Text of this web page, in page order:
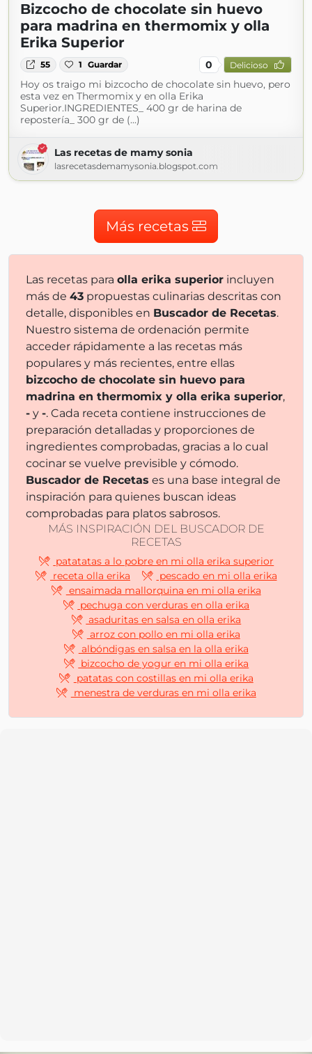
Bizcocho de chocolate sin huevo
para madrina en thermomix y olla
Erika Superior
55 1 Guardar 0 Delicioso
Hoy os traigo mi bizcocho de chocolate sin huevo, pero
esta vez en Thermomix y en olla Erika
Superior.INGREDIENTES_ 400 gr de harina de
repostería_ 300 gr de (...)
Las recetas de mamy sonia
lasrecetasdemamysonia.blogspot.com
Más recetas
Las recetas para olla erika superior incluyen
más de 43 propuestas culinarias descritas con
detalle, disponibles en Buscador de Recetas.
Nuestro sistema de ordenación permite
acceder rápidamente a las recetas más
populares y más recientes, entre ellas
bizcocho de chocolate sin huevo para
madrina en thermomix y olla erika superior,
- y -. Cada receta contiene instrucciones de
preparación detalladas y proporciones de
ingredientes comprobadas, gracias a lo cual
cocinar se vuelve previsible y cómodo.
Buscador de Recetas es una base integral de
inspiración para quienes buscan ideas
comprobadas para platos sabrosos.
MÁS INSPIRACIÓN DEL BUSCADOR DE
RECETAS
patatatas a lo pobre en mi olla erika superior
receta olla erika
pescado en mi olla erika
ensaimada mallorquina en mi olla erika
pechuga con verduras en olla erika
asaduritas en salsa en olla erika
arroz con pollo en mi olla erika
albóndigas en salsa en la olla erika
bizcocho de yogur en mi olla erika
patatas con costillas en mi olla erika
menestra de verduras en mi olla erika